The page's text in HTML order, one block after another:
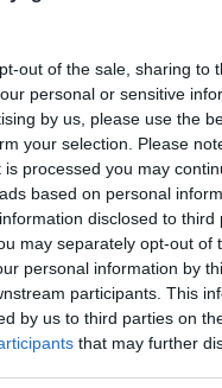
out of the sale, sharing to
personal or sensitive
by us, please use the
your selection. Please
processed you may
based on personal
disclosed to third
may separately opt-out of
personal information by
participants. This
by us to third parties on
that may further
: les 7
à
plus loin
loger à Innsbruck ?